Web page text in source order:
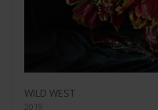
WILD WEST
2019